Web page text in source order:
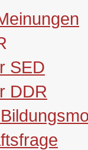
SED
DDR